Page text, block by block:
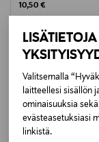
Valitsemalla
laitteellesi sisällön
ominaisuuksia
evästeasetuksiasi
linkistä.
Valmistusmaa
Suomi
Valmistajan
109100
Valmistaja
Original Price
10,50 €
LISÄÄ